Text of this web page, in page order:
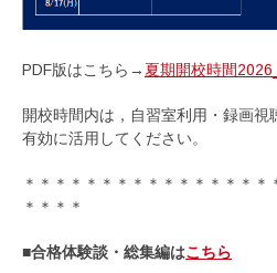
PDF版はこちら→ 夏期開校時間
開校時間内は，自習室利用・録画視
有効に活用してください。
＊＊＊＊＊＊＊＊＊＊＊＊＊＊＊＊
＊＊＊＊
■合格体験談・総集編はこちら